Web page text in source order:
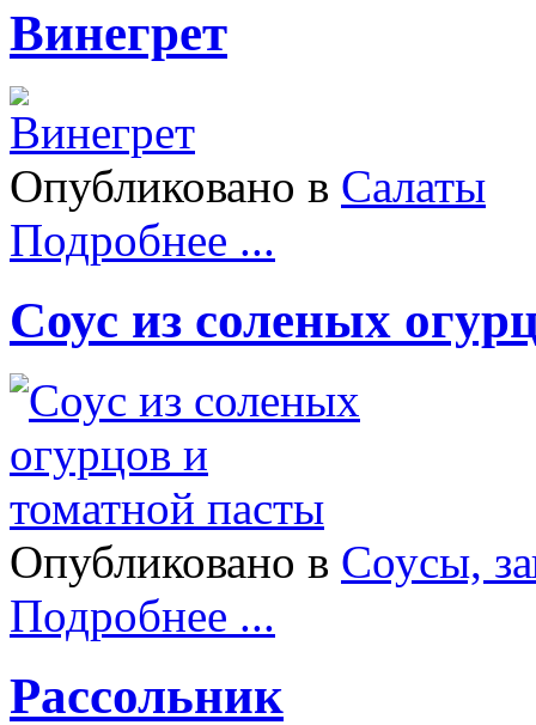
Винегрет
Опубликовано в Салаты
Подробнее ...
Соус из соленых
Опубликовано в Соусы,
Подробнее ...
Рассольник